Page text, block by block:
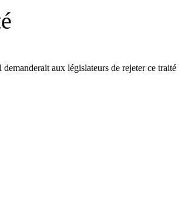
aux législateurs de rejeter ce traité